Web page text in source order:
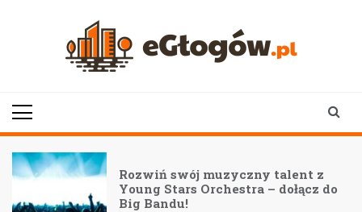
Rozwiń swój muzyczny talent z
Young Stars Orchestra – dołącz do
Big Bandu!